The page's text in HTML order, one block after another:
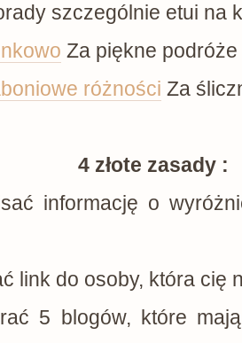
szczególnie etui na
Za piękne
różności Za
4 złote zasady :
informację o
link do osoby, która cię
5 blogów, które